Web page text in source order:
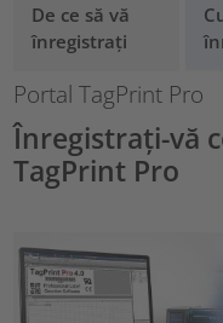
De ce să vă
înregistrați
Portal
Portal TagPrint Pro
Înregistrați-vă
TagPrint Pro